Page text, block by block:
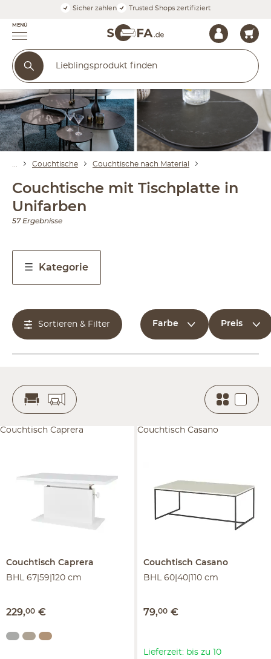
Sicher zahlen Trusted Shops zertifiziert
MENÜ
Couchtische Couchtische nach Material
Couchtische mit Tischplatte in
Unifarben
57 Ergebnisse
Kategorie
Sortieren & Filter Farbe Preis
Couchtisch Caprera
BHL 67|59|120 cm
229,00 €
Couchtisch Caprera
Couchtisch Casano
BHL 60|40|110 cm
79,00 €
Couchtisch Casano
Lieferzeit: bis zu 10